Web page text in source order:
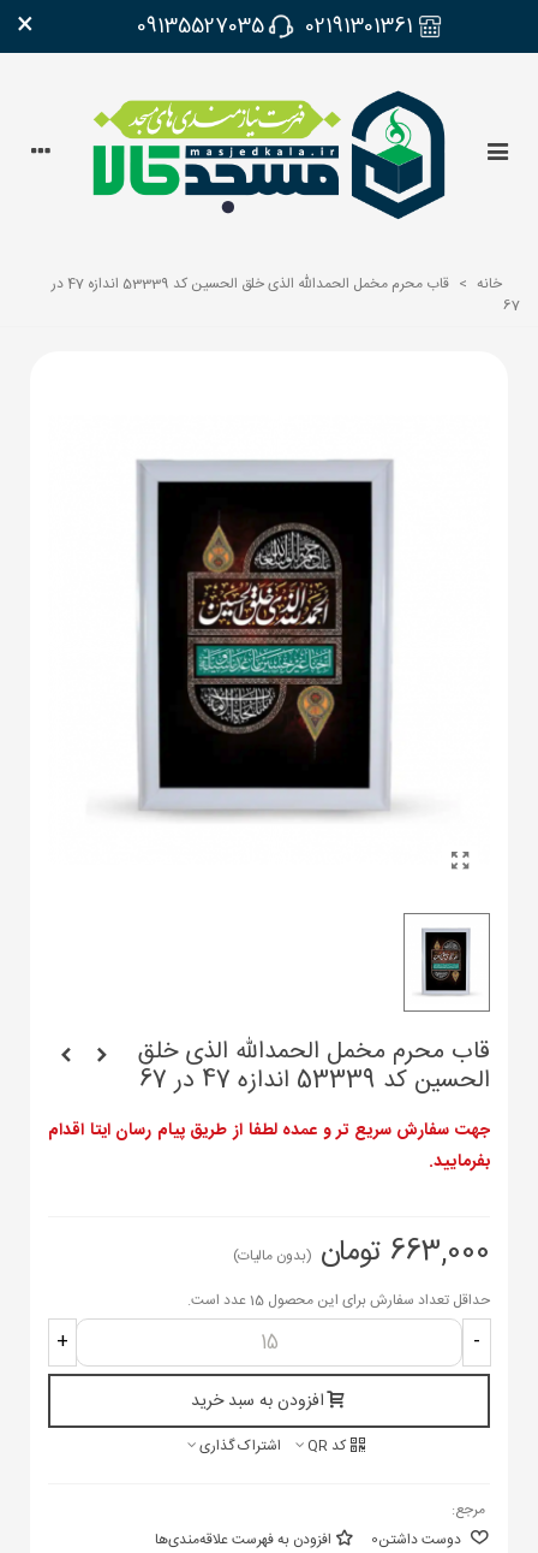
02191301361
09135527035
×
خانه >
قاب محرم مخمل الحمدالله الذی خلق الحسین کد 53339 اندازه 47 در
67
قاب محرم مخمل الحمدالله الذی خلق
الحسین کد 53339 اندازه 47 در 67
جهت سفارش سریع تر و عمده لطفا از طریق پیام رسان ایتا اقدام
بفرمایید.
663,000 تومان
(بدون مالیات)
حداقل تعداد سفارش برای این محصول 15 عدد است.
-
+
افزودن به سبد خرید
کد QR اشتراک گذاری
مرجع:
دوست داشتن0 افزودن به فهرست علاقه‌مندی‌ها